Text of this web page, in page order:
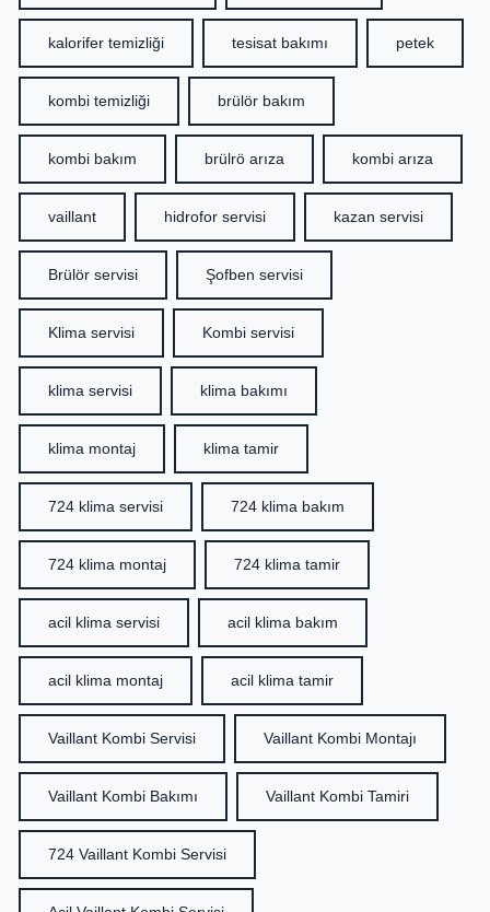
kalorifer temizliği tesisat bakımı petek
kombi temizliği brülör bakım
kombi bakım brülrö arıza kombi arıza
vaillant hidrofor servisi kazan servisi
Brülör servisi Şofben servisi
Klima servisi Kombi servisi
klima servisi klima bakımı
klima montaj klima tamir
724 klima servisi 724 klima bakım
724 klima montaj 724 klima tamir
acil klima servisi acil klima bakım
acil klima montaj acil klima tamir
Vaillant Kombi Servisi Vaillant Kombi Montajı
Vaillant Kombi Bakımı Vaillant Kombi Tamiri
724 Vaillant Kombi Servisi